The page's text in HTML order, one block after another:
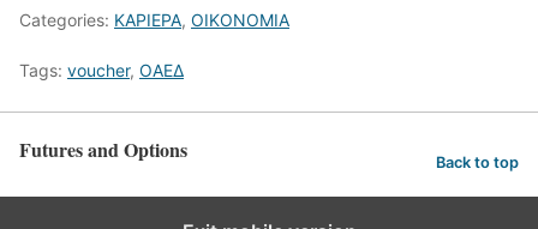
Categories: ΚΑΡΙΕΡΑ, ΟΙΚΟΝΟΜΙΑ
Tags: voucher, ΟΑΕΔ
Futures and Options Back to top